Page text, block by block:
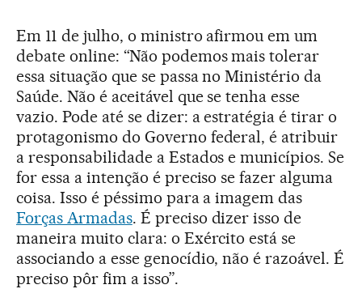
Em 11 de julho, o ministro afirmou em um
debate online: “Não podemos mais tolerar
essa situação que se passa no Ministério da
Saúde. Não é aceitável que se tenha esse
vazio. Pode até se dizer: a estratégia é tirar o
protagonismo do Governo federal, é atribuir
a responsabilidade a Estados e municípios. Se
for essa a intenção é preciso se fazer alguma
coisa. Isso é péssimo para a imagem das
Forças Armadas. É preciso dizer isso de
maneira muito clara: o Exército está se
associando a esse genocídio, não é razoável. É
preciso pôr fim a isso”.